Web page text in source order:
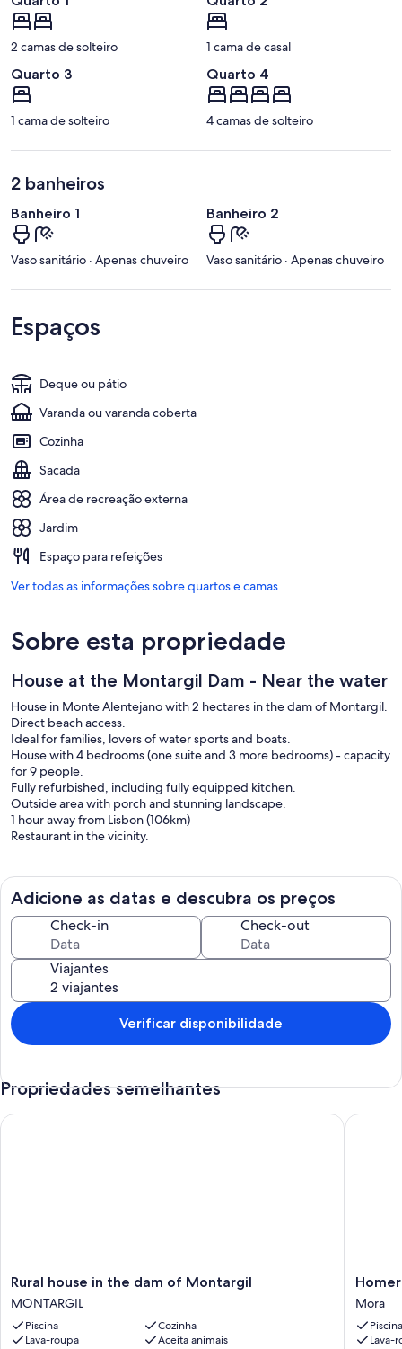
2 camas de solteiro 1 cama de casal
Quarto 3
1 cama de solteiro
Quarto 4
4 camas de solteiro
2 banheiros
Banheiro 1
Vaso sanitário · Apenas chuveiro
Banheiro 2
Vaso sanitário · Apenas chuveiro
Espaços
Deque ou pátio
Varanda ou varanda coberta
Cozinha
Sacada
Área de recreação externa
Jardim
Espaço para refeições
Ver todas as informações sobre quartos e camas
Sobre esta propriedade
House at the Montargil Dam - Near the water
House in Monte Alentejano with 2 hectares in the dam of Montargil.
Direct beach access.
Ideal for families, lovers of water sports and boats.
House with 4 bedrooms (one suite and 3 more bedrooms) - capacity
for 9 people.
Fully refurbished, including fully equipped kitchen.
Outside area with porch and stunning landscape.
1 hour away from Lisbon (106km)
Restaurant in the vicinity.
Adicione as datas e descubra os preços
Check-in Check-out
Viajantes
Verificar disponibilidade
Propriedades semelhantes
Rural
house
in
the
dam
Rural house in the dam of Montargil
MONTARGIL
Piscina
Cozinha
Lava-roupa
Aceita animais
Rural house in the dam of Montargil
-
Villa
in
Mora
Mora
Piscina
Lava-